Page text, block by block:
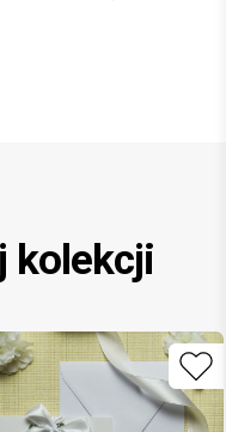
kolekcji